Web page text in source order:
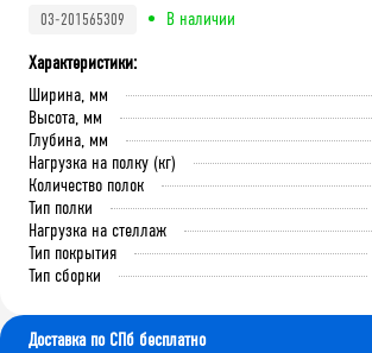
03-201565309
В наличии
Характеристики:
Ширина, мм
Высота, мм
Глубина, мм
Нагрузка на полку (кг)
Количество полок
Тип полки
Нагрузка на стеллаж
Тип покрытия
Тип сборки
Доставка по СПб бесплатно